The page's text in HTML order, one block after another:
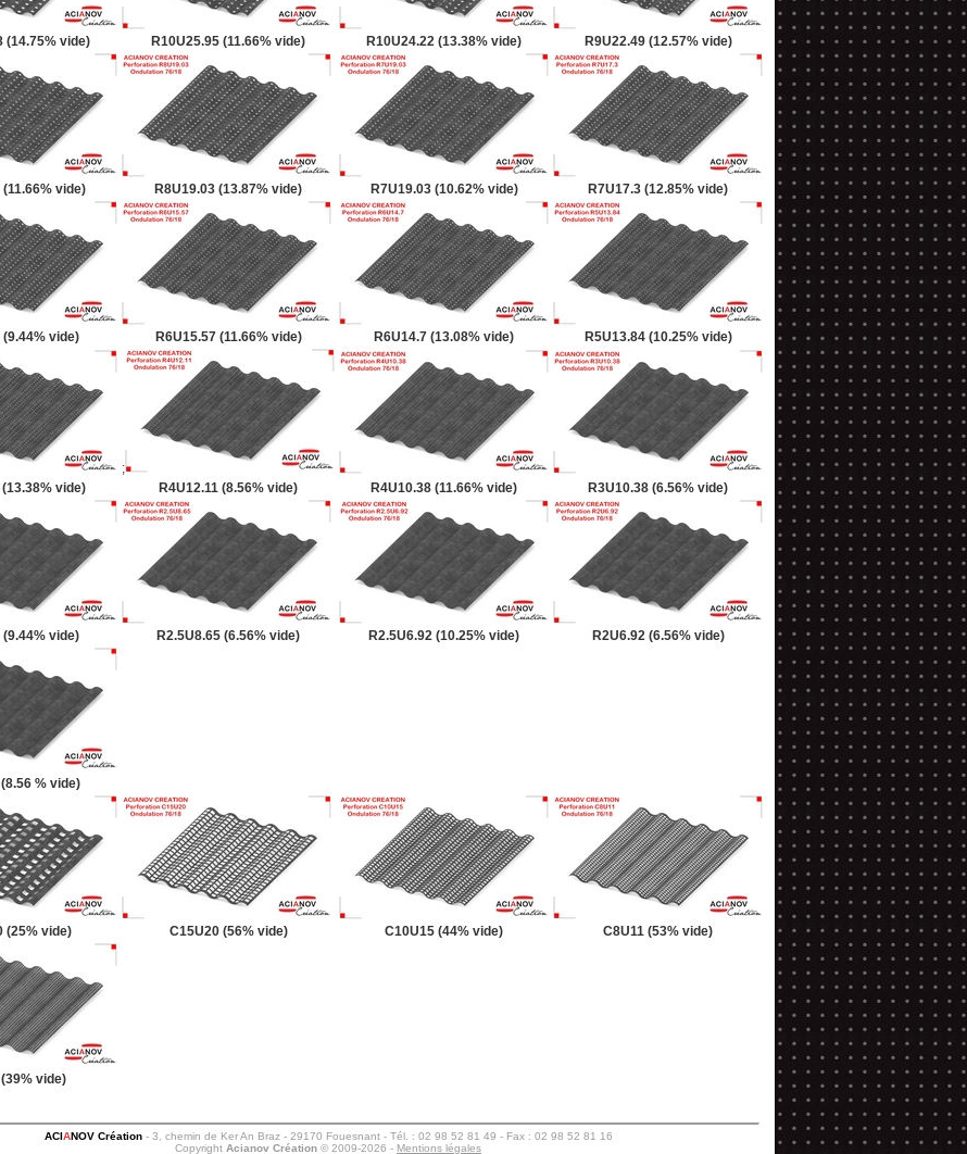
(14.75% vide) R10U25.95 (11.66% vide) R10U24.22 (13.38% vide) R9U22.49 (12.57% vide)
(11.66% vide) R8U19.03 (13.87% vide) R7U19.03 (10.62% vide) R7U17.3 (12.85% vide)
(9.44% vide) R6U15.57 (11.66% vide) R6U14.7 (13.08% vide) R5U13.84 (10.25% vide)
;
(13.38% vide)
R4U12.11 (8.56% vide) R4U10.38 (11.66% vide) R3U10.38 (6.56% vide)
(9.44% vide) R2.5U8.65 (6.56% vide) R2.5U6.92 (10.25% vide) R2U6.92 (6.56% vide)
% vide)
(25% vide) C15U20 (56% vide) C10U15 (44% vide) C8U11 (53% vide)
vide)
ACIANOV Création- 3, chemin de Ker An Braz - 29170 Fouesnant - Tél. : 02 98 52 81 49 - Fax : 02 98 52 81 16
Copyright Acianov Création © 2009-2026 - Mentions légales